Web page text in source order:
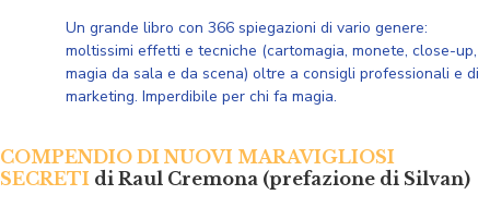
Un grande libro con 366 spiegazioni di vario genere:
moltissimi effetti e tecniche (cartomagia, monete, close-up,
magia da sala e da scena) oltre a consigli professionali e di
marketing. Imperdibile per chi fa magia.
COMPENDIO DI NUOVI MARAVIGLIOSI
SECRETI di Raul Cremona (prefazione di Silvan)